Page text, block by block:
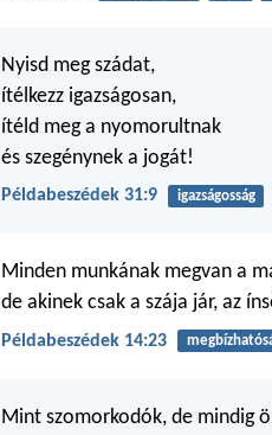
Nyisd meg szádat,
ítélkezz igazságosan,
ítéld meg a nyomorultnak
és szegénynek a jogát!
Példabeszédek 31:9 igazságosság
Minden munkának megvan a
de akinek csak a szája jár, az
Példabeszédek 14:23
Mint szomorkodók, de mindig